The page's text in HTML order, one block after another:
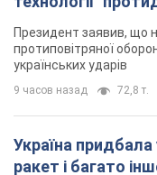
10 часов назад 13,2 т.
"Нас почули на
день поспіль
тривають